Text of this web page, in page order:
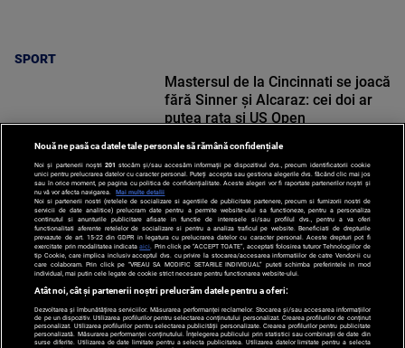
SPORT
SPORT
Mastersul de la Cincinnati se joacă
fără Sinner și Alcaraz: cei doi ar
putea rata și US Open
Nouă ne pasă ca datele tale personale să rămână confidențiale
Noi și partenerii noștri 201 stocăm și/sau accesăm informații pe dispozitivul dvs., precum identificatorii cookie
unici pentru prelucrarea datelor cu caracter personal. Puteți accepta sau gestiona alegerile dvs. făcând clic mai jos
sau în orice moment, pe pagina cu politica de confidențialitate. Aceste alegeri vor fi raportate partenerilor noștri și
nu vă vor afecta navigarea.
Mai multe detalii
Noi si partenerii nostri (retelele de socializare si agentiile de publicitate partenere, precum si furnizorii nostri de
servicii de date analitice) prelucram date pentru a permite website-ului sa functioneze, pentru a personaliza
continutul si anunturile publicitare afisate in functie de interesele si/sau profilul dvs., pentru a va oferi
functionalitati aferente retelelor de socializare si pentru a analiza traficul pe website. Beneficiati de drepturile
prevazute de art. 15-22 din GDPR in legatura cu prelucrarea datelor cu caracter personal. Aceste drepturi pot fi
exercitate prin modalitatea indicataaici . Prin click pe “ACCEPT TOATE”, acceptati folosirea tuturor Tehnologiilor de
tip Cookie, care implica inclusiv acceptul dvs. cu privire la stocarea/accesarea informatiilor de catre Vendor-ii cu
care colaboram. Prin click pe “VREAU SA MODIFIC SETARILE INDIVIDUAL” puteti schimba preferintele in mod
individual, mai putin cele legate de cookie strict necesare pentru functionarea website-ului.
Atât noi, cât și partenerii noștri prelucrăm datele pentru a oferi:
Dezvoltarea și îmbunătățirea serviciilor. Măsurarea performanței reclamelor. Stocarea și/sau accesarea informațiilor
de pe un dispozitiv. Utilizarea profilurilor pentru selectarea conținutului personalizat. Crearea profilurilor de conținut
personalizat. Utilizarea profilurilor pentru selectarea publicității personalizate. Crearea profilurilor pentru publicitate
personalizată. Măsurarea performanței conținutului. Înțelegerea publicului prin statistici sau combinații de date din
surse diferite. Utilizarea de date limitate pentru a selecta publicitatea. Utilizarea datelor limitate pentru a selecta